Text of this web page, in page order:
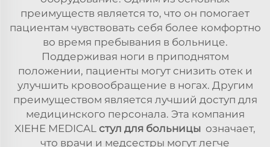
преимуществ является то, что он помогает
пациентам чувствовать себя более комфортно
во время пребывания в больнице.
Поддерживая ноги в приподнятом
положении, пациенты могут снизить отек и
улучшить кровообращение в ногах. Другим
преимуществом является лучший доступ для
медицинского персонала. Эта компания
XIEHE MEDICAL стул для больницы означает,
что врачи и медсестры могут легче